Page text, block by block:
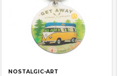
NOSTALGIC-ART